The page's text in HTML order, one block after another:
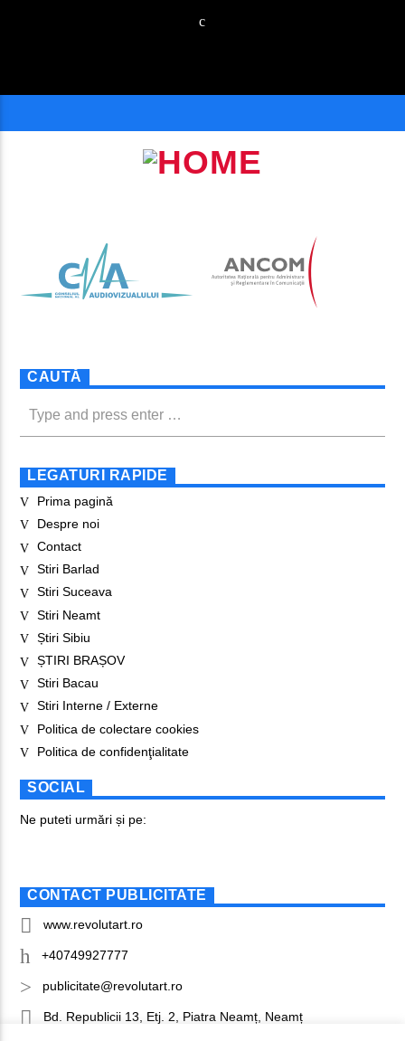
CAUTĂ
LEGATURI RAPIDE
Prima pagină
Despre noi
Contact
Stiri Barlad
Stiri Suceava
Stiri Neamt
Știri Sibiu
ȘTIRI BRAȘOV
Stiri Bacau
Stiri Interne / Externe
Politica de colectare cookies
Politica de confidenţialitate
SOCIAL
Ne puteti urmări și pe:
CONTACT PUBLICITATE
www.revolutart.ro
+40749927777
publicitate@revolutart.ro
Bd. Republicii 13, Etj. 2, Piatra Neamț, Neamț